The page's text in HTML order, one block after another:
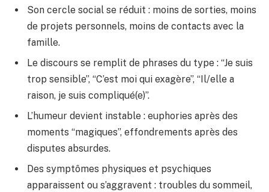
Son cercle social se réduit : moins de sorties, moins
de projets personnels, moins de contacts avec la
famille.
Le discours se remplit de phrases du type : “Je suis
trop sensible”, “C’est moi qui exagère”, “Il/elle a
raison, je suis compliqué(e)”.
L’humeur devient instable : euphories après des
moments “magiques”, effondrements après des
disputes absurdes.
Des symptômes physiques et psychiques
apparaissent ou s’aggravent : troubles du sommeil,